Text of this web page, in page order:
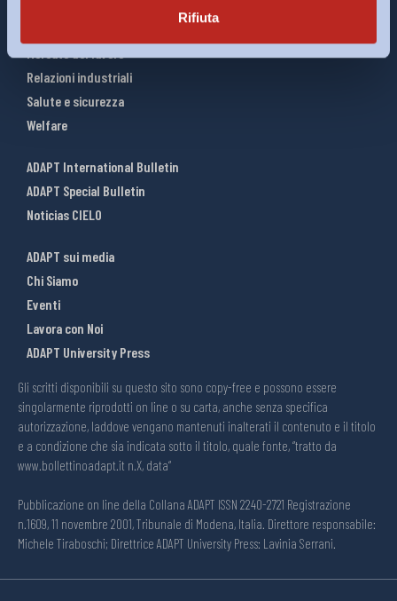
Rifiuta
Relazioni industriali
Salute e sicurezza
Welfare
ADAPT International Bulletin
ADAPT Special Bulletin
Noticias CIELO
ADAPT sui media
Chi Siamo
Eventi
Lavora con Noi
ADAPT University Press
Gli scritti disponibili su questo sito sono copy-free e possono essere
singolarmente riprodotti on line o su carta, anche senza specifica
autorizzazione, laddove vengano mantenuti inalterati il contenuto e il titolo
e a condizione che sia indicata sotto il titolo, quale fonte, “tratto da
www.bollettinoadapt.it n.X, data“
Pubblicazione on line della Collana ADAPT ISSN 2240-2721 Registrazione
n.1609, 11 novembre 2001, Tribunale di Modena, Italia. Direttore responsabile:
Michele Tiraboschi; Direttrice ADAPT University Press: Lavinia Serrani.